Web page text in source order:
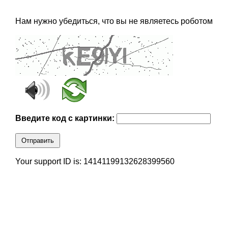
Нам нужно убедиться, что вы не являетесь роботом
Введите код с картинки:
Отправить
Your support ID is: 14141199132628399560